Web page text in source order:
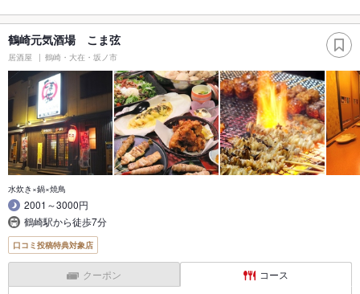
鶴崎元気酒場 こま弦
居酒屋 鶴崎・大在・坂ノ市
水炊き×鍋×焼鳥
2001～3000円
鶴崎駅から徒歩7分
口コミ投稿特典対象店
クーポン コース